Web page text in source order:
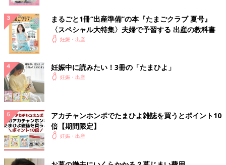
まるごと1冊“出産準備”の本『たまごクラブ 夏号』
〈スペシャル大特集〉夫婦で予習する 出産の教科書
妊娠・出産
妊娠中に読みたい！3冊の「たまひよ」
妊娠・出産
アカチャンホンポでたまひよ雑誌を買うとポイント10
倍【期間限定】
妊娠・出産